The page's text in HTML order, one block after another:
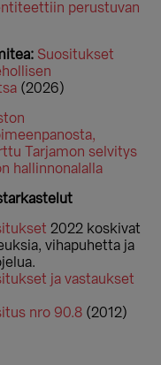
perustuvan
Suositukset
(2026)
Tarjamon selvitys
hallinnonalalla
2022 koskivat
vihapuhetta ja
ja vastaukset
nro 90.8 (2012)